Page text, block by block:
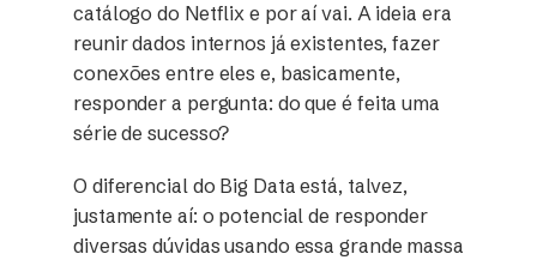
catálogo do Netflix e por aí vai. A ideia era
reunir dados internos já existentes, fazer
conexões entre eles e, basicamente,
responder a pergunta: do que é feita uma
série de sucesso?
O diferencial do Big Data está, talvez,
justamente aí: o potencial de responder
diversas dúvidas usando essa grande massa